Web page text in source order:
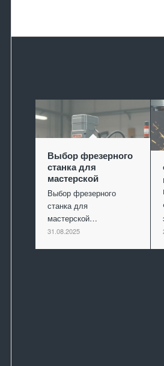
Выбор фрезерного
станка для
мастерской
Выбор фрезерного
станка для
мастерской…
31.08.2025